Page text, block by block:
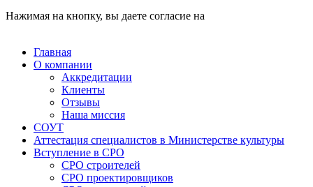
Нажимая на кнопку, вы даете согласие на
Главная
О компании
Аккредитации
Клиенты
Отзывы
Наша миссия
СОУТ
Аттестация специалистов в Министерстве культуры
Вступление в СРО
СРО строителей
СРО проектировщиков